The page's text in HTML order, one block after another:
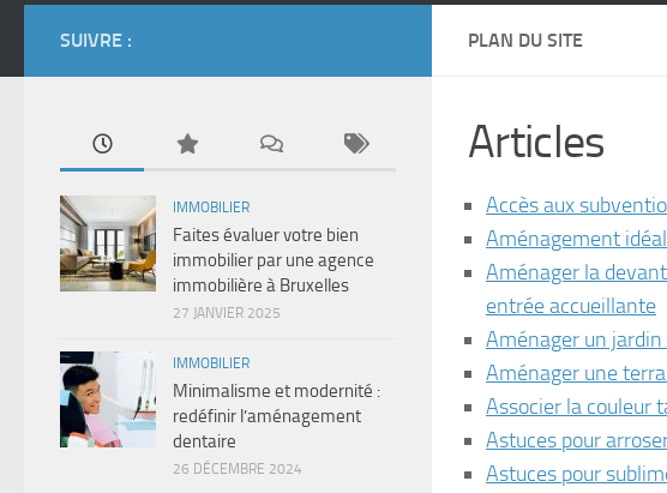
PLAN DU SITE
Articles
Accès aux
Aménagement
Aménager la
entrée accueillante
Aménager un
Aménager une
Associer la couleur
Astuces pour
Astuces pour
SUIVRE :
IMMOBILIER
Faites évaluer votre bien
immobilier par une agence
immobilière à Bruxelles
27 JANVIER 2025
IMMOBILIER
Minimalisme et modernité :
redéfinir l’aménagement
dentaire
26 DÉCEMBRE 2024